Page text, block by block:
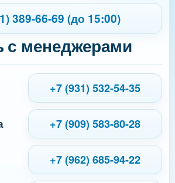
389-66-69 (до 15:00)
с менеджерами
+7 (931) 532-54-35
+7 (909) 583-80-28
+7 (962) 685-94-22